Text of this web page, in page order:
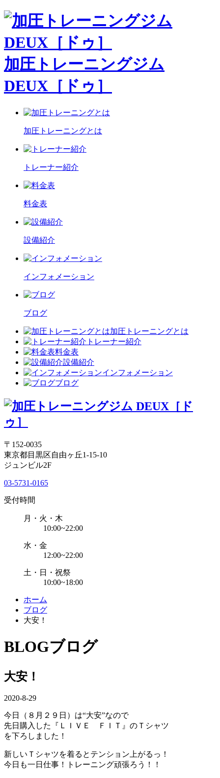
加圧トレーニングジム
DEUX［ドゥ］
加圧トレーニングとは
トレーナー紹介
料金表
設備紹介
インフォメーション
ブログ
加圧トレーニングとは
トレーナー紹介
料金表
設備紹介
インフォメーション
ブログ
〒152-0035
東京都目黒区自由ヶ丘1-15-10
ジュンビル2F
03-5731-0165
受付時間
月・火・木
10:00~22:00
水・金
12:00~22:00
土・日・祝祭
10:00~18:00
ホーム
ブログ
大安！
BLOGブログ
大安！
2020-8-29
今日（８月２９日）は“大安”なので
先日購入した『ＬＩＶＥ ＦＩＴ』のＴシャツ
を下ろしました！
新しいＴシャツを着るとテンション上がるっ！
今日も一日仕事！トレーニング頑張ろう！！